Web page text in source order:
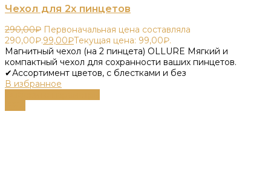
Чехол для 2х пинцетов
290,00₽ Первоначальная цена составляла
290,00₽.99,00₽Текущая цена: 99,00₽.
Магнитный чехол (на 2 пинцета) OLLURE Мягкий и
компактный чехол для сохранности ваших пинцетов.
✔Ассортимент цветов, с блестками и без
В избранное